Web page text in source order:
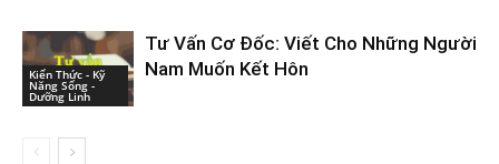
Kiến Thức - Kỹ
Năng Sống -
Dưỡng Linh
Tư Vấn Cơ Đốc: Viết Cho Những Người
Nam Muốn Kết Hôn